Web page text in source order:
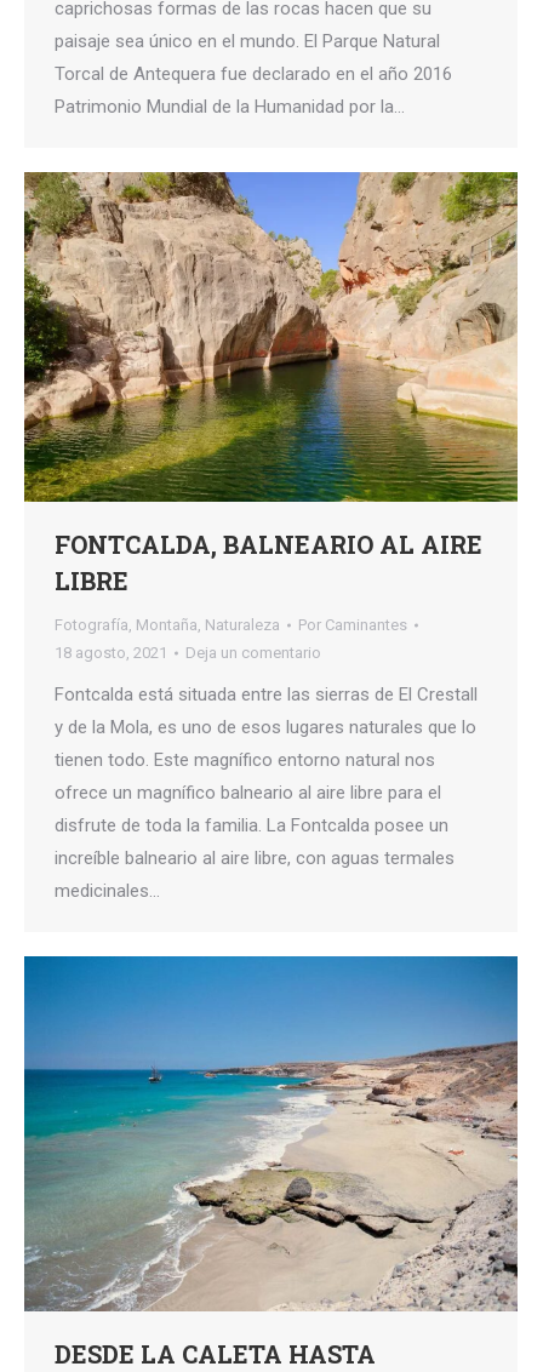
caprichosas formas de las rocas hacen que su
paisaje sea único en el mundo. El Parque Natural
Torcal de Antequera fue declarado en el año 2016
Patrimonio Mundial de la Humanidad por la…
FONTCALDA, BALNEARIO AL AIRE
LIBRE
Fotografía, Montaña, Naturaleza Por Caminantes
18 agosto, 2021
Deja un comentario
Fontcalda está situada entre las sierras de El Crestall
y de la Mola, es uno de esos lugares naturales que lo
tienen todo. Este magnífico entorno natural nos
ofrece un magnífico balneario al aire libre para el
disfrute de toda la familia. La Fontcalda posee un
increíble balneario al aire libre, con aguas termales
medicinales…
DESDE LA CALETA HASTA